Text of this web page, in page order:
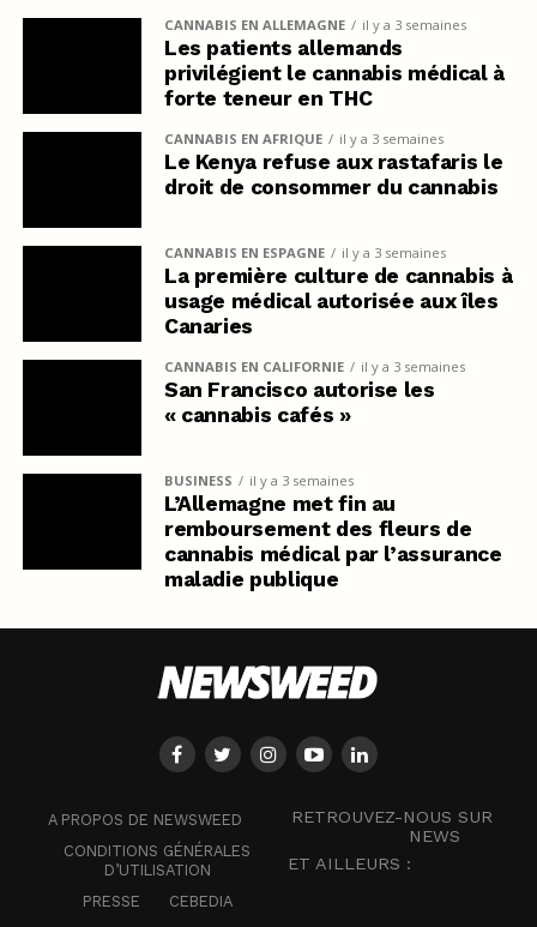
CANNABIS EN ALLEMAGNE il y a 3 semaines
Les patients allemands
privilégient le cannabis médical à
forte teneur en THC
CANNABIS EN AFRIQUE il y a 3 semaines
Le Kenya refuse aux rastafaris le
droit de consommer du cannabis
CANNABIS EN ESPAGNE il y a 3 semaines
La première culture de cannabis à
usage médical autorisée aux îles
Canaries
CANNABIS EN CALIFORNIE il y a 3 semaines
San Francisco autorise les
« cannabis cafés »
BUSINESS il y a 3 semaines
L’Allemagne met fin au
remboursement des fleurs de
cannabis médical par l’assurance
maladie publique
A PROPOS DE NEWSWEED
CONDITIONS GÉNÉRALES
D’UTILISATION
PRESSE
CEBEDIA
RETROUVEZ-NOUS SUR
NEWS
ET AILLEURS :